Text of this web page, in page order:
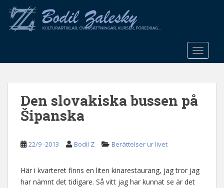
o
Den slovakiska bussen på
Šipanska
22/9 -2013 Bodil Z Berättelser ur livet
Här i kvarteret finns en liten kinarestaurang, jag tror jag
har nämnt det tidigare. Så vitt jag har kunnat se är det